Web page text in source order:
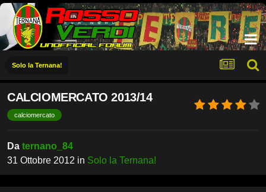
Solo la Ternana!
CALCIOMERCATO 2013/14
calciomercato
Da ternano_84
31 Ottobre 2012 in Solo la Ternana!